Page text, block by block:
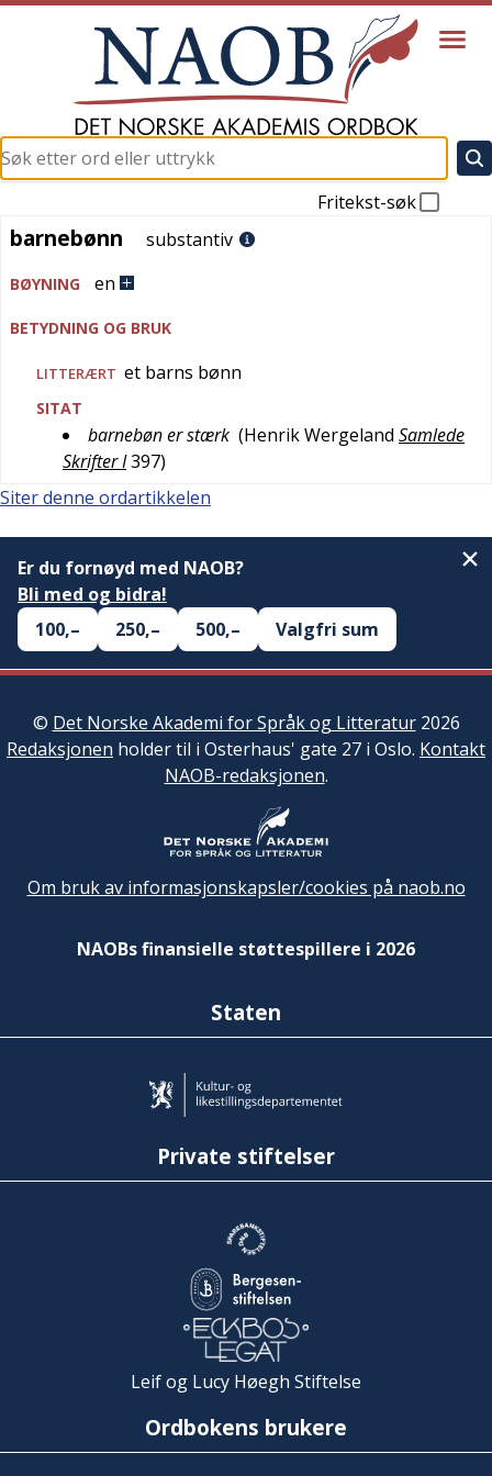
Fritekst-søk
barnebønn
barnebønn substantiv
BØYNING en
BETYDNING OG BRUK
LITTERÆRT et barns bønn
SITAT
barnebøn er stærk (Henrik Wergeland Samlede
Skrifter I397)
Siter denne ordartikkelen
Er du fornøyd med NAOB?
Bli med og bidra!
100,–
250,– 500,– Valgfri sum
© Det Norske Akademi for Språk og Litteratur2026
Redaksjonen holder til i Osterhaus' gate 27 i Oslo. Kontakt
NAOB-redaksjonen.
Om bruk av informasjonskapsler/cookies på naob.no
NAOBs finansielle støttespillere i 2026
Staten
Private stiftelser
Leif og Lucy Høegh Stiftelse
Ordbokens brukere